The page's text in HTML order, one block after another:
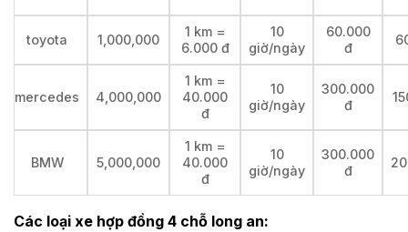
toyota 1,000,000
1 km =
6.000 đ
10
giờ/ngày
60.000
đ
mercedes 4,000,000
1 km =
40.000
đ
10
giờ/ngày
300.000
đ
BMW 5,000,000
1 km =
40.000
đ
10
giờ/ngày
300.000
đ
Các loại xe hợp đồng 4 chỗ long an: